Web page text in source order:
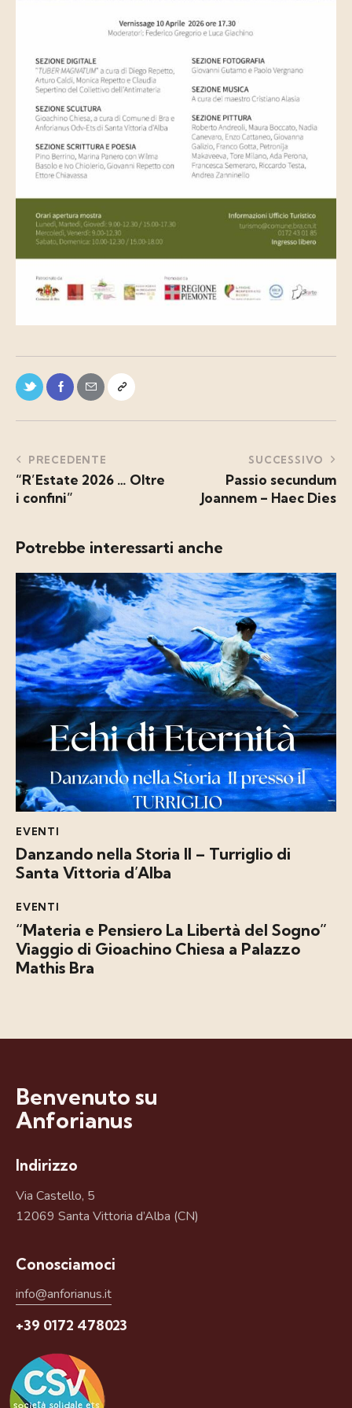
PRECEDENTE
“R’Estate 2026 … Oltre
i confini”
SUCCESSIVO
Passio secundum
Joannem – Haec Dies
Potrebbe interessarti anche
EVENTI
Danzando nella Storia II – Turriglio di
Santa Vittoria d’Alba
EVENTI
“Materia e Pensiero La Libertà del Sogno”
Viaggio di Gioachino Chiesa a Palazzo
Mathis Bra
Benvenuto su
Anforianus
Indirizzo
Via Castello, 5
12069 Santa Vittoria d’Alba (CN)
Conosciamoci
info@anforianus.it
+39 0172 478023